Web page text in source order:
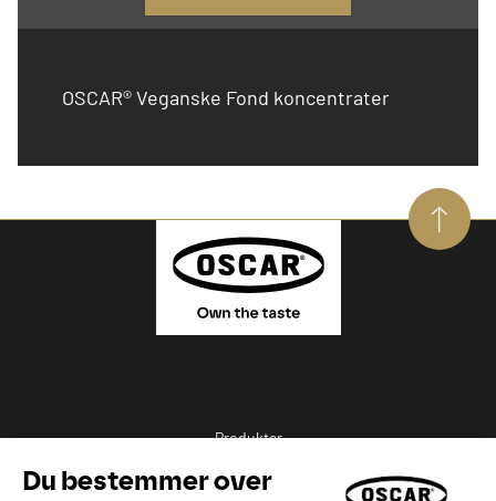
OSCAR® Veganske Fond koncentrater
Produkter
Inspirationer